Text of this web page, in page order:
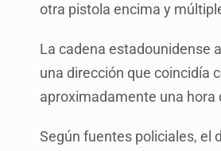
otra pistola encima y
La cadena estadounidense
una dirección que coincidía
aproximadamente una hora
Según fuentes policiales, el